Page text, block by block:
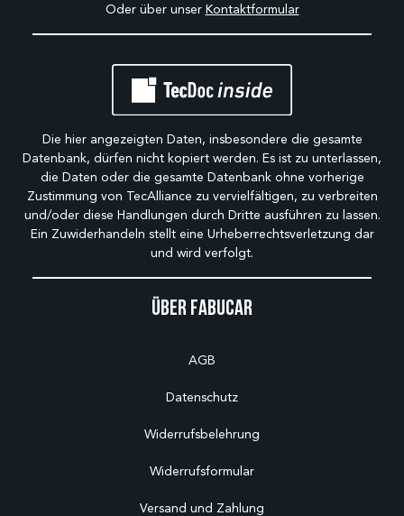
Über Fabucar
AGB
Datenschutz
Widerrufsbelehrung
Widerrufsformular
Versand und Zahlung
Oder über unser Kontaktformular
Die hier angezeigten Daten, insbesondere die gesamte
Datenbank, dürfen nicht kopiert werden. Es ist zu unterlassen,
die Daten oder die gesamte Datenbank ohne vorherige
Zustimmung von TecAlliance zu vervielfältigen, zu verbreiten
und/oder diese Handlungen durch Dritte ausführen zu lassen.
Ein Zuwiderhandeln stellt eine Urheberrechtsverletzung dar
und wird verfolgt.